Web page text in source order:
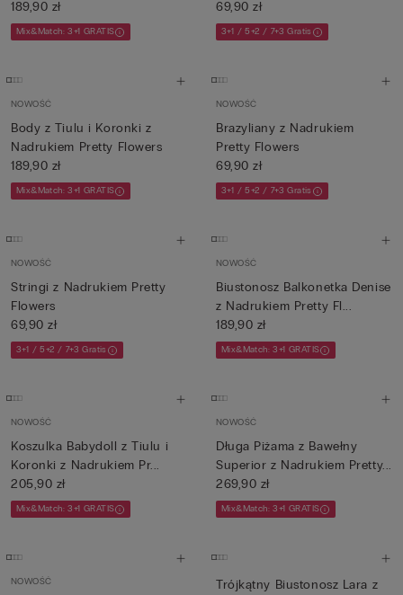
189,90 zł
Mix&Match: 3+1 GRATIS
69,90 zł
3+1 / 5+2 / 7+3 Gratis
NOWOŚĆ
Body z Tiulu i Koronki z
Nadrukiem Pretty Flowers
189,90 zł
Mix&Match: 3+1 GRATIS
NOWOŚĆ
Brazyliany z Nadrukiem
Pretty Flowers
69,90 zł
3+1 / 5+2 / 7+3 Gratis
NOWOŚĆ
Stringi z Nadrukiem Pretty
Flowers
69,90 zł
3+1 / 5+2 / 7+3 Gratis
NOWOŚĆ
Biustonosz Balkonetka Denise
z Nadrukiem Pretty Fl...
189,90 zł
Mix&Match: 3+1 GRATIS
NOWOŚĆ
Koszulka Babydoll z Tiulu i
Koronki z Nadrukiem Pr...
205,90 zł
Mix&Match: 3+1 GRATIS
NOWOŚĆ
Długa Piżama z Bawełny
Superior z Nadrukiem Pretty...
269,90 zł
Mix&Match: 3+1 GRATIS
NOWOŚĆ
Trójkątny Biustonosz Lara z